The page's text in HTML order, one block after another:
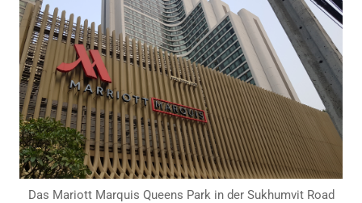
Das Mariott Marquis Queens Park in der Sukhumvit Road